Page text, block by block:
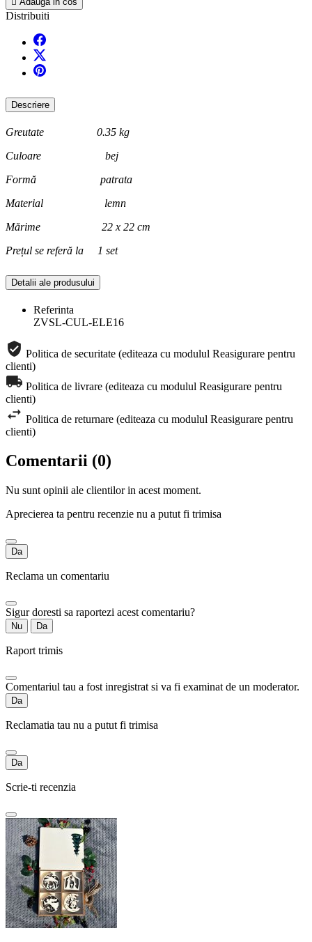
Distribuiti
Descriere
Greutate 0.35 kg
Culoare bej
Formă patrata
Material lemn
Mărime 22 x 22 cm
Prețul se referă la 1 set
Detalii ale produsului
Referinta
ZVSL-CUL-ELE16
Politica de securitate (editeaza cu modulul Reasigurare pentru
clienti)
Politica de livrare (editeaza cu modulul Reasigurare pentru
clienti)
Politica de returnare (editeaza cu modulul Reasigurare pentru
clienti)
Comentarii (0)
Nu sunt opinii ale clientilor in acest moment.
Aprecierea ta pentru recenzie nu a putut fi trimisa
Da
Reclama un comentariu
Sigur doresti sa raportezi acest comentariu?
Nu Da
Raport trimis
Comentariul tau a fost inregistrat si va fi examinat de un moderator.
Da
Reclamatia tau nu a putut fi trimisa
Da
Scrie-ti recenzia